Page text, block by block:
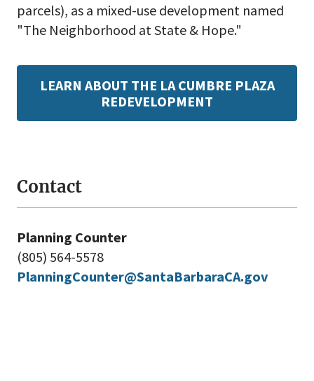
Contact
Planning Counter
(805) 564-5578
PlanningCounter@SantaBarbaraCA.gov
parcels), as a mixed-use development named
"The Neighborhood at State & Hope."
LEARN ABOUT THE LA CUMBRE PLAZA
REDEVELOPMENT